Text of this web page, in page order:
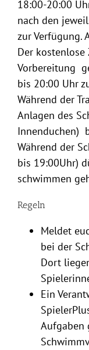
18:00-20:00
nach den
zur Verfügung.
Der
Vorbereitung
bis 20:00 Uhr
Während der
Anlagen des
Innenduchen)
Während der
bis 19:00Uhr)
schwimmen
Regeln
Meldet
bei der
Dort
Ein
Aufgaben